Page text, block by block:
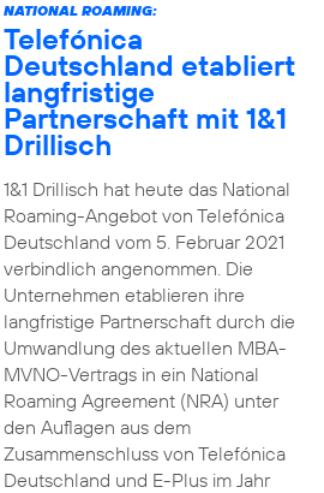
NATIONAL ROAMING:
Telefónica
Deutschland etabliert
langfristige
Partnerschaft mit 1&1
Drillisch
1&1 Drillisch hat heute das National
Roaming-Angebot von Telefónica
Deutschland vom 5. Februar 2021
verbindlich angenommen. Die
Unternehmen etablieren ihre
langfristige Partnerschaft durch die
Umwandlung des aktuellen MBA-
MVNO-Vertrags in ein National
Roaming Agreement (NRA) unter
den Auflagen aus dem
Zusammenschluss von Telefónica
Deutschland und E-Plus im Jahr